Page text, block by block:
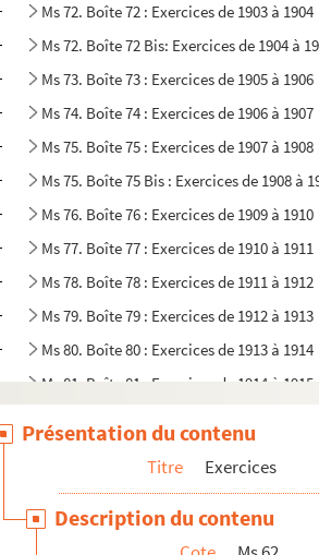
Ms 72. Boîte 72 : Exercices de 1903 à 1904
Ms 72. Boîte 72 Bis: Exercices de 1904 à
Ms 73. Boîte 73 : Exercices de 1905 à 1906
Ms 74. Boîte 74 : Exercices de 1906 à 1907
Ms 75. Boîte 75 : Exercices de 1907 à 1908
Ms 75. Boîte 75 Bis : Exercices de 1908 à
Ms 76. Boîte 76 : Exercices de 1909 à 1910
Ms 77. Boîte 77 : Exercices de 1910 à 1911
Ms 78. Boîte 78 : Exercices de 1911 à 1912
Ms 79. Boîte 79 : Exercices de 1912 à 1913
Ms 80. Boîte 80 : Exercices de 1913 à 1914
Ms 81. Boîte 81 : Exercices de 1914 à 1915
Ms 84. Boîte 84 : Exercices de 1919 à 1920
Présentation du contenu
Titre Exercices
Description du contenu